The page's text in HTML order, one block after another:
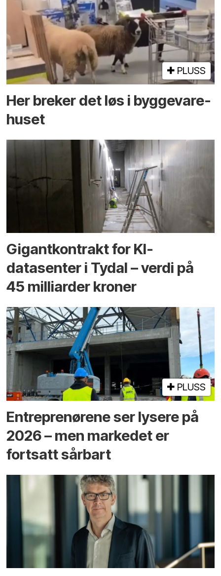
PLUSS
Her breker det løs i bygge­vare­
huset
Gigantkontrakt for KI-
datasenter i Tydal – verdi på
45 milliarder kroner
PLUSS
Entreprenørene ser lysere på
2026 – men markedet er
fortsatt sårbart